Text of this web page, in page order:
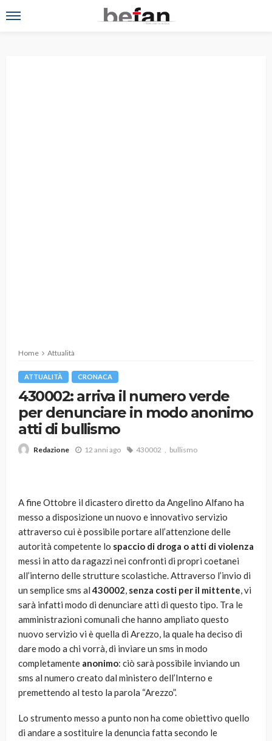
Home Attualità
ATTUALITÀ CRONACA
430002: arriva il numero verde
per denunciare in modo anonimo
atti di bullismo
Redazione 12 anni ago 430002 bullismo
A fine Ottobre il dicastero diretto da Angelino Alfano ha
messo a disposizione un nuovo e innovativo servizio
attraverso cui è possibile portare all’attenzione delle
autorità competente lo spaccio di droga o atti di violenza
messi in atto da ragazzi nei confronti di propri coetanei
all’interno delle strutture scolastiche. Attraverso l’invio di
un semplice sms al430002, senza costi per il mittente, vi
sarà infatti modo di denunciare atti di questo tipo. Tra le
amministrazioni comunali che hanno ampliato questo
nuovo servizio vi è quella di Arezzo, la quale ha deciso di
dare modo a chi vorrà, di inviare un sms in modo
completamente anonimo: ciò sarà possibile inviando un
sms al numero creato dal ministero dell’Interno e
premettendo al testo la parola “Arezzo”.
Lo strumento messo a punto non ha come obiettivo quello
di andare a sostituire la denuncia fatta secondo le